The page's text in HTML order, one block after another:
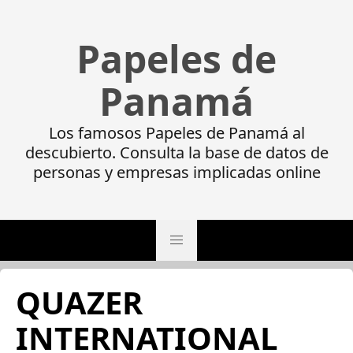
Papeles de
Panamá
Los famosos Papeles de Panamá al
descubierto. Consulta la base de datos de
personas y empresas implicadas online
QUAZER
INTERNATIONAL